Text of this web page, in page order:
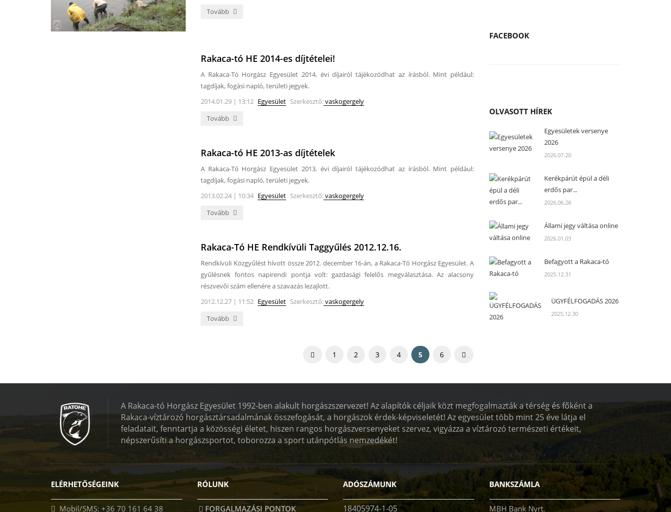
Tovább
Rakaca-tó HE 2014-es díjtételei!
A Rakaca-Tó Horgász Egyesület 2014. évi díjairól tájékozódhat az írásból. Mint például:
tagdíjak, fogási napló, területi jegyek.
2014.01.29 | 13:12 Egyesület Szerkesztő:vaskogergely
Tovább
Rakaca-tó HE 2013-as díjtételek
A Rakaca-Tó Horgász Egyesület 2013. évi díjairól tájékozódhat az írásból. Mint például:
tagdíjak, fogási napló, területi jegyek.
2013.02.24 | 10:34 Egyesület Szerkesztő:vaskogergely
Tovább
Rakaca-Tó HE Rendkívüli Taggyűlés 2012.12.16.
Rendkívüli Közgyűlést hívott össze 2012. december 16-án, a Rakaca-Tó Horgász Egyesület. A
gyűlésnek fontos napirendi pontja volt: gazdasági felelős megválasztása. Az alacsony
részvevői szám ellenére a szavazás lezajlott.
2012.12.27 | 11:52 Egyesület Szerkesztő:vaskogergely
Tovább
1 2 3 4 5 6
FACEBOOK
OLVASOTT HÍREK
Egyesületek versenye
2026
2026.07.20
Kerékpárút épül a déli
erdős par...
2026.06.26
Állami jegy váltása online
2026.01.03
Befagyott a Rakaca-tó
2025.12.31
ÜGYFÉLFOGADÁS 2026
2025.12.30
A Rakaca-tó Horgász Egyesület 1992-ben alakult horgászszervezet! Az alapítók céljaik közt megfogalmazták a térség és főként a
Rakaca-víztározó horgásztársadalmának összefogását, a horgászok érdek-képviseletét! Az egyesület több mint 25 éve látja el
feladatait, fenntartja a közösségi életet, hiszen rangos horgászversenyeket szervez, vigyázza a víztározó természeti értékeit,
népszerűsíti a horgászsportot, toborozza a sport utánpótlás nemzedékét!
ELÉRHETŐSÉGEINK
Mobil/SMS: +36 70 161 64 38
RÓLUNK
FORGALMAZÁSI PONTOK
ADÓSZÁMUNK
18405974-1-05
BANKSZÁMLA
MBH Bank Nyrt.